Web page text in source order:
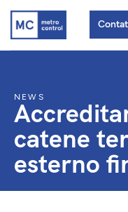
NEWS
catene
esterno